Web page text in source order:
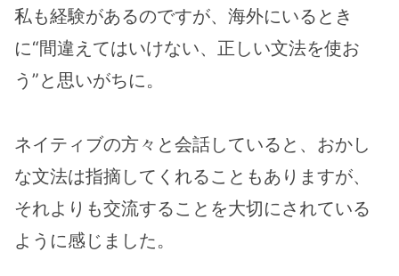
私も経験があるのですが、海外にいるとき
に“間違えてはいけない、正しい文法を使お
う”と思いがちに。
ネイティブの方々と会話していると、おかし
な文法は指摘してくれることもありますが、
それよりも交流することを大切にされている
ように感じました。